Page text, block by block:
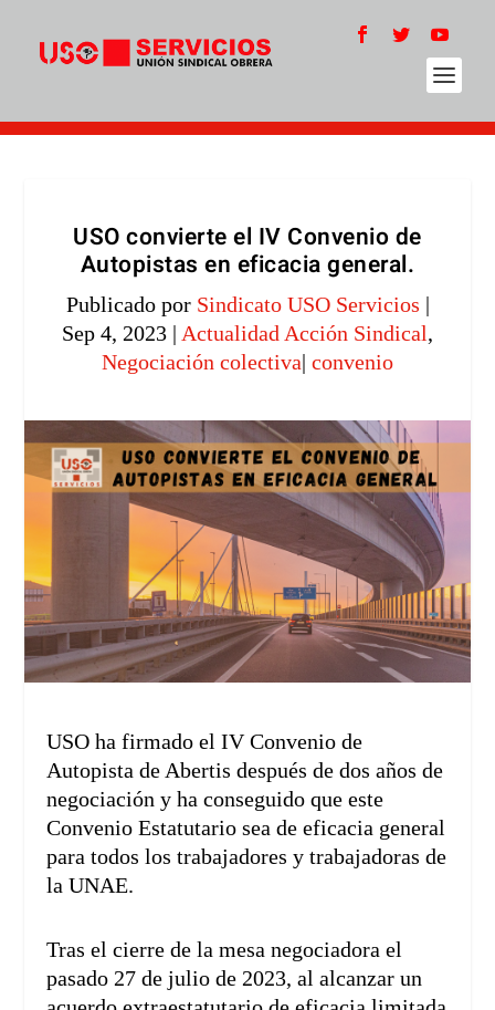
USO convierte el IV Convenio de
Autopistas en eficacia general.
Publicado por Sindicato USO Servicios |
Sep 4, 2023 | Actualidad Acción Sindical,
Negociación colectiva| convenio
USO ha firmado el IV Convenio de
Autopista de Abertis después de dos años de
negociación y ha conseguido que este
Convenio Estatutario sea de eficacia general
para todos los trabajadores y trabajadoras de
la UNAE.
Tras el cierre de la mesa negociadora el
pasado 27 de julio de 2023, al alcanzar un